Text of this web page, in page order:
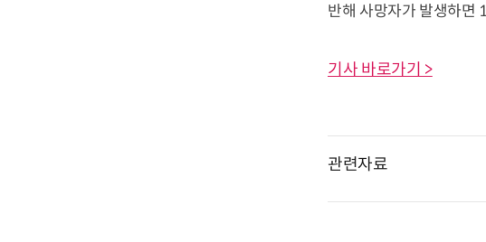
반해 사망자가 발생하면
기사 바로가기 >
관련자료